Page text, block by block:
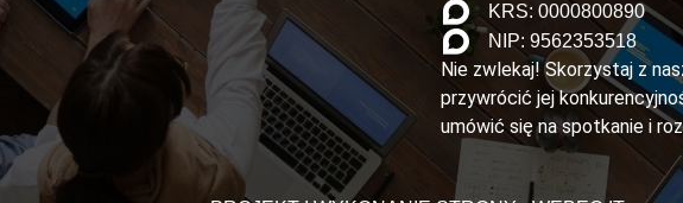
KRS: 0000800890
NIP: 9562353518
Nie zwlekaj! Skorzystaj z
przywrócić jej
umówić się na spotkanie i